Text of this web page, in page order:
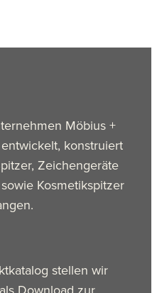
Möbius +
konstruiert
Zeichengeräte
Kosmetikspitzer
stellen wir